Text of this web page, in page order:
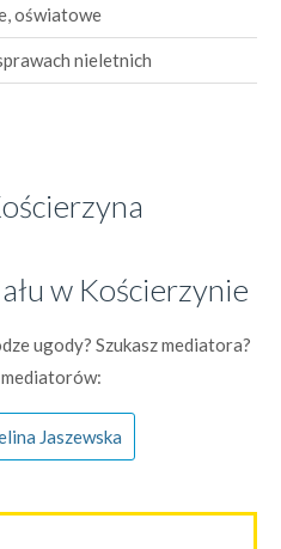
oświatowe
nieletnich
w Kościerzynie
ugody? Szukasz mediatora?
Jaszewska